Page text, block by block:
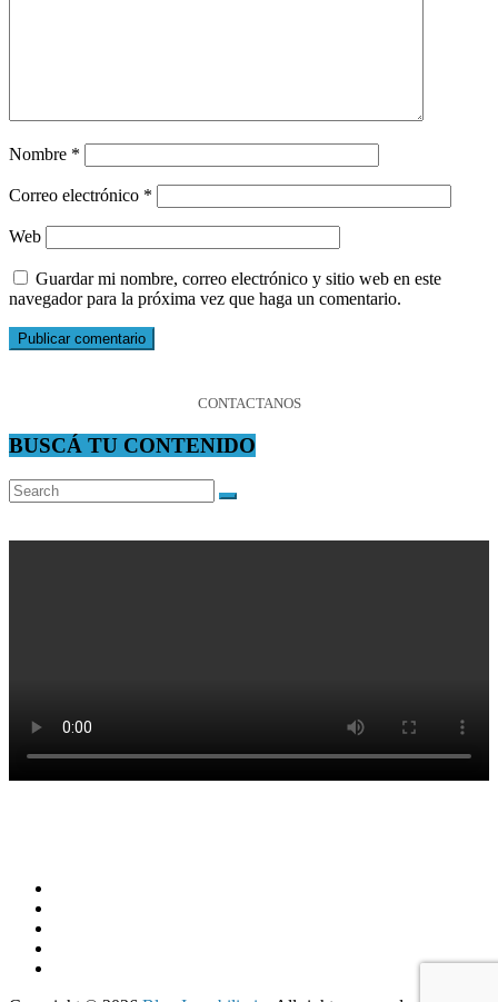
Nombre *
Correo electrónico *
Web
Guardar mi nombre, correo electrónico y sitio web en este
navegador para la próxima vez que haga un comentario.
CONTACTANOS
BUSCÁ TU CONTENIDO